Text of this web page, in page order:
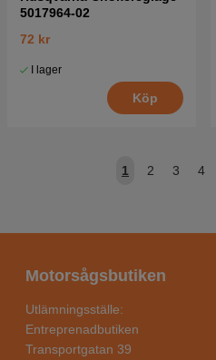
5017964-02
72 kr
I lager
Köp
1 2 3 4
Motorsågsbutiken
Utlämningsställe:
Entreprenadbutiken
Transportgatan 39